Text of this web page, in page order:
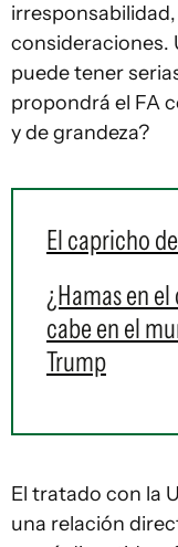
consideraciones.
puede tener
propondrá el FA
y de grandeza?
El capricho
¿Hamas en el
cabe en el
Trump
El tratado con la
una relación